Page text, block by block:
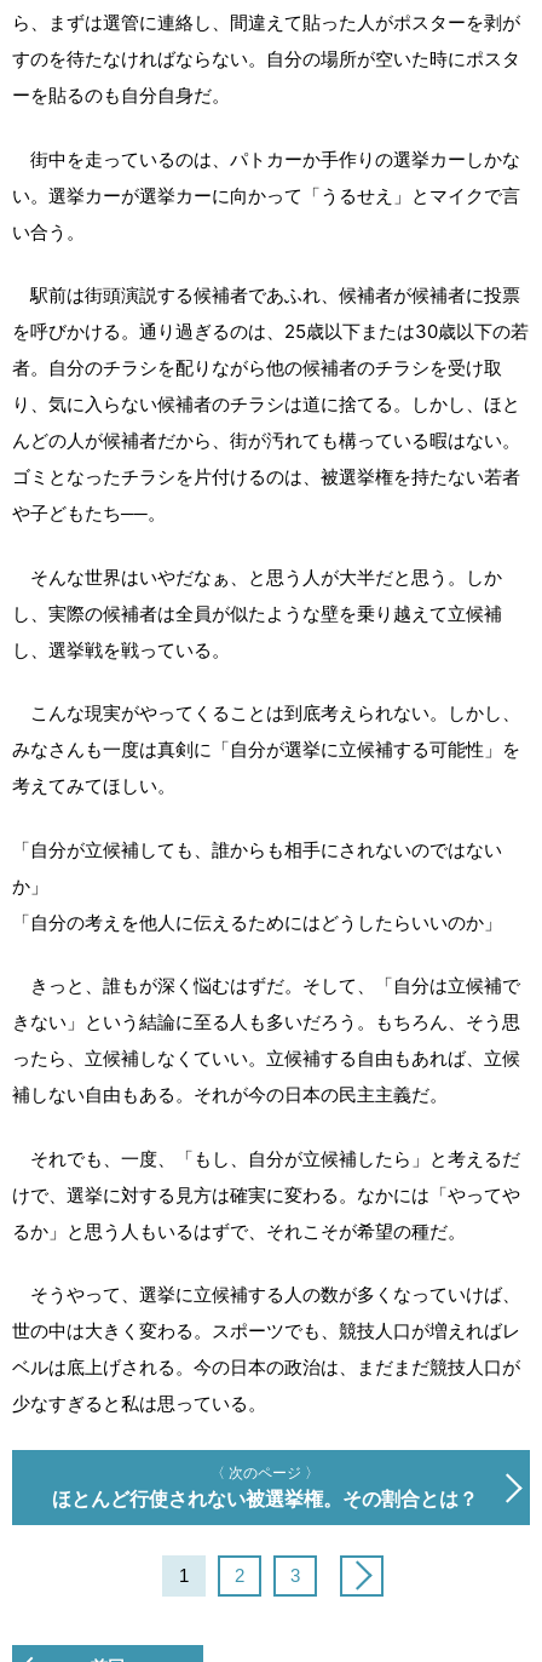
ら、まずは選管に連絡し、間違えて貼った人がポスターを剥が
すのを待たなければならない。自分の場所が空いた時にポスタ
ーを貼るのも自分自身だ。
街中を走っているのは、パトカーか手作りの選挙カーしかな
い。選挙カーが選挙カーに向かって「うるせえ」とマイクで言
い合う。
駅前は街頭演説する候補者であふれ、候補者が候補者に投票
を呼びかける。通り過ぎるのは、25歳以下または30歳以下の若
者。自分のチラシを配りながら他の候補者のチラシを受け取
り、気に入らない候補者のチラシは道に捨てる。しかし、ほと
んどの人が候補者だから、街が汚れても構っている暇はない。
ゴミとなったチラシを片付けるのは、被選挙権を持たない若者
や子どもたち──。
そんな世界はいやだなぁ、と思う人が大半だと思う。しか
し、実際の候補者は全員が似たような壁を乗り越えて立候補
し、選挙戦を戦っている。
こんな現実がやってくることは到底考えられない。しかし、
みなさんも一度は真剣に「自分が選挙に立候補する可能性」を
考えてみてほしい。
「自分が立候補しても、誰からも相手にされないのではない
か」
「自分の考えを他人に伝えるためにはどうしたらいいのか」
きっと、誰もが深く悩むはずだ。そして、「自分は立候補で
きない」という結論に至る人も多いだろう。もちろん、そう思
ったら、立候補しなくていい。立候補する自由もあれば、立候
補しない自由もある。それが今の日本の民主主義だ。
それでも、一度、「もし、自分が立候補したら」と考えるだ
けで、選挙に対する見方は確実に変わる。なかには「やってや
るか」と思う人もいるはずで、それこそが希望の種だ。
そうやって、選挙に立候補する人の数が多くなっていけば、
世の中は大きく変わる。スポーツでも、競技人口が増えればレ
ベルは底上げされる。今の日本の政治は、まだまだ競技人口が
少なすぎると私は思っている。
〈 次のページ 〉
ほとんど行使されない被選挙権。その割合とは？
1 2 3